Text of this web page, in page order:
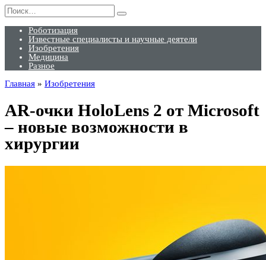
Перейти
к
содержанию
Search
for:
Роботизация
Известные специалисты и научные деятели
Изобретения
Медицина
Разное
Главная » Изобретения
AR-очки HoloLens 2 от Microsoft
– новые возможности в
хирургии